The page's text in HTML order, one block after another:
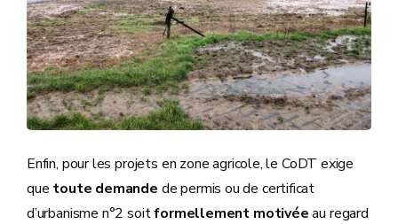
Enfin, pour les projets en zone agricole, le CoDT exige
que toute demande de permis ou de certificat
d’urbanisme n°2 soitformellement motivéeau regard